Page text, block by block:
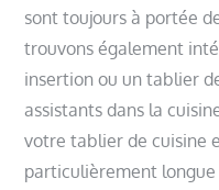
sont toujours à portée
trouvons également
insertion ou un tablier
assistants dans la
votre tablier de cuisine
particulièrement longue